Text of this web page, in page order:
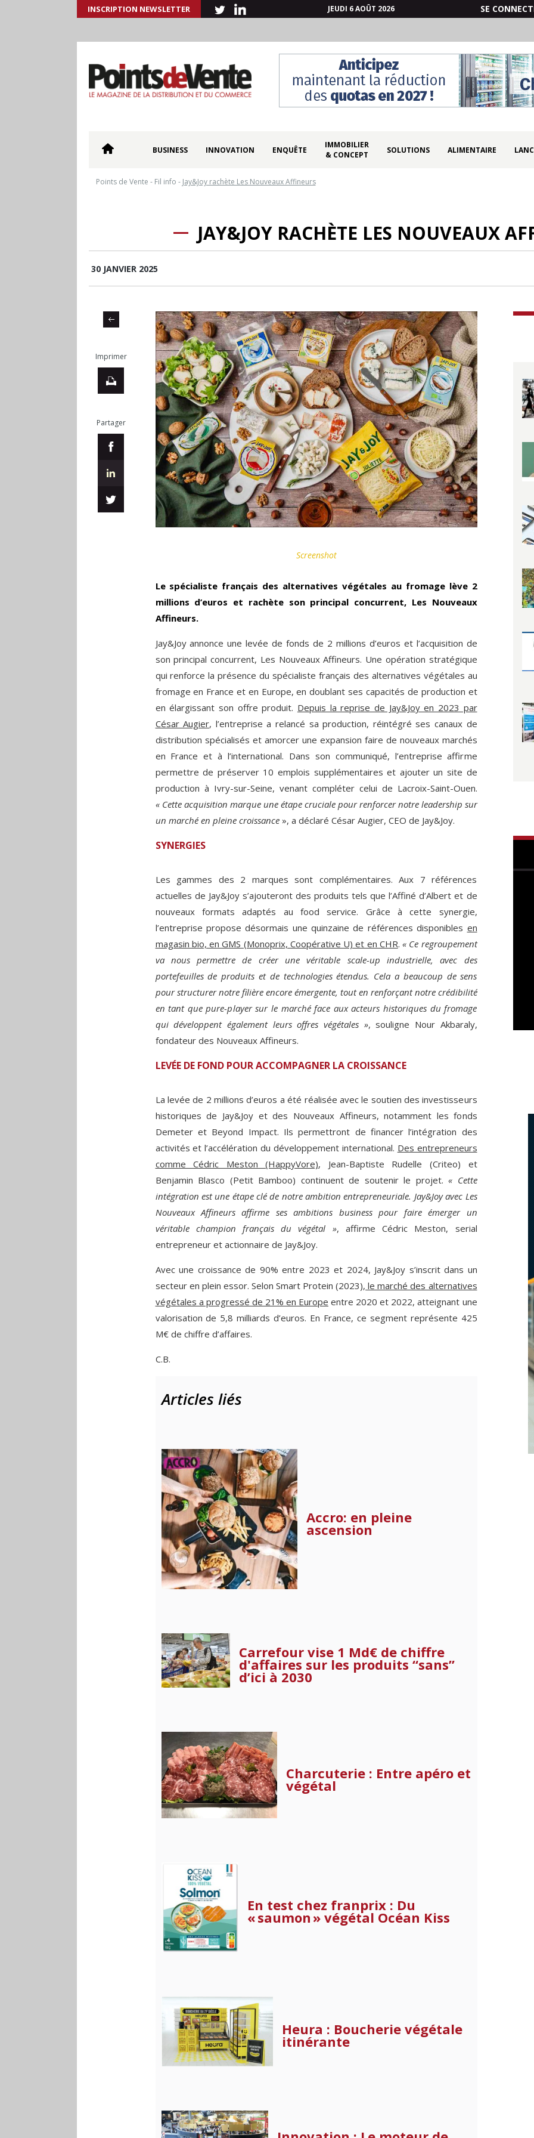
INSCRIPTION NEWSLETTER JEUDI 6 AOÛT 2026 SE
BUSINESS INNOVATION ENQUÊTE
IMMOBILIER
& CONCEPT
SOLUTIONS ALIMENTAIRE
Points de Vente - Fil info - Jay&Joy rachète Les Nouveaux Affineurs
JAY&JOY RACHÈTE LES NOUVEAUX
30 JANVIER 2025
Imprimer
Partager
Screenshot
Le spécialiste français des alternatives végétales au fromage lève 2
millions d’euros et rachète son principal concurrent, Les Nouveaux
Affineurs.
Jay&Joy annonce une levée de fonds de 2 millions d’euros et l’acquisition de
son principal concurrent, Les Nouveaux Affineurs. Une opération stratégique
qui renforce la présence du spécialiste français des alternatives végétales au
fromage en France et en Europe, en doublant ses capacités de production et
en élargissant son offre produit. Depuis la reprise de Jay&Joy en 2023 par
César Augier, l’entreprise a relancé sa production, réintégré ses canaux de
distribution spécialisés et amorcer une expansion faire de nouveaux marchés
en France et à l’international. Dans son communiqué, l’entreprise affirme
permettre de préserver 10 emplois supplémentaires et ajouter un site de
production à Ivry-sur-Seine, venant compléter celui de Lacroix-Saint-Ouen.
« Cette acquisition marque une étape cruciale pour renforcer notre leadership sur
un marché en pleine croissance», a déclaré César Augier, CEO de Jay&Joy.
SYNERGIES
Les gammes des 2 marques sont complémentaires. Aux 7 références
actuelles de Jay&Joy s’ajouteront des produits tels que l’Affiné d’Albert et de
nouveaux formats adaptés au food service. Grâce à cette synergie,
l’entreprise propose désormais une quinzaine de références disponibles en
magasin bio, en GMS (Monoprix, Coopérative U) et en CHR. « Ce regroupement
va nous permettre de créer une véritable scale-up industrielle, avec des
portefeuilles de produits et de technologies étendus. Cela a beaucoup de sens
pour structurer notre filière encore émergente, tout en renforçant notre crédibilité
en tant que pure-player sur le marché face aux acteurs historiques du fromage
qui développent également leurs offres végétales », souligne Nour Akbaraly,
fondateur des Nouveaux Affineurs.
LEVÉE DE FOND POUR ACCOMPAGNER LA CROISSANCE
La levée de 2 millions d’euros a été réalisée avec le soutien des investisseurs
historiques de Jay&Joy et des Nouveaux Affineurs, notamment les fonds
Demeter et Beyond Impact. Ils permettront de financer l’intégration des
activités et l’accélération du développement international. Des entrepreneurs
comme Cédric Meston (HappyVore), Jean-Baptiste Rudelle (Criteo) et
Benjamin Blasco (Petit Bamboo) continuent de soutenir le projet. « Cette
intégration est une étape clé de notre ambition entrepreneuriale. Jay&Joy avec Les
Nouveaux Affineurs affirme ses ambitions business pour faire émerger un
véritable champion français du végétal », affirme Cédric Meston, serial
entrepreneur et actionnaire de Jay&Joy.
Avec une croissance de 90% entre 2023 et 2024, Jay&Joy s’inscrit dans un
secteur en plein essor. Selon Smart Protein (2023), le marché des alternatives
végétales a progressé de 21% en Europe entre 2020 et 2022, atteignant une
valorisation de 5,8 milliards d’euros. En France, ce segment représente 425
M€ de chiffre d’affaires.
C.B.
Articles liés
Accro: en pleine
ascension
Carrefour vise 1 Md€ de chiffre
d'affaires sur les produits “sans”
d’ici à 2030
Charcuterie : Entre apéro et
végétal
En test chez franprix : Du
« saumon » végétal Océan Kiss
Heura : Boucherie végétale
itinérante